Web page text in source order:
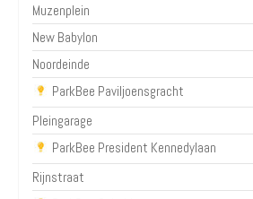
Muzenplein
New Babylon
Noordeinde
ParkBee Paviljoensgracht
Pleingarage
ParkBee President Kennedylaan
Rijnstraat